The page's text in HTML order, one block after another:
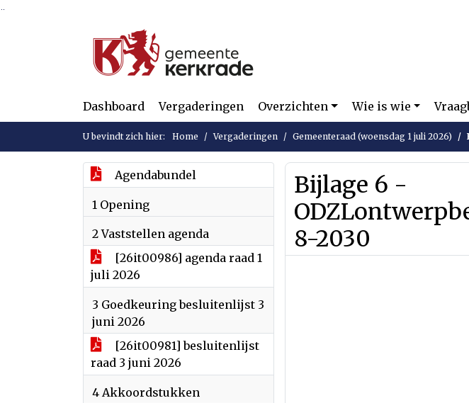
Dashboard Vergaderingen Overzichten Wie is wie
U bevindt zich hier: Home Vergaderingen Gemeenteraad (woensdag 1 juli 2026)
Agendabundel
1 Opening
2 Vaststellen agenda
[26it00986] agenda raad 1
juli 2026
3 Goedkeuring besluitenlijst 3
juni 2026
[26it00981] besluitenlijst
raad 3 juni 2026
4 Akkoordstukken
Bijlage 6 -
8-2030